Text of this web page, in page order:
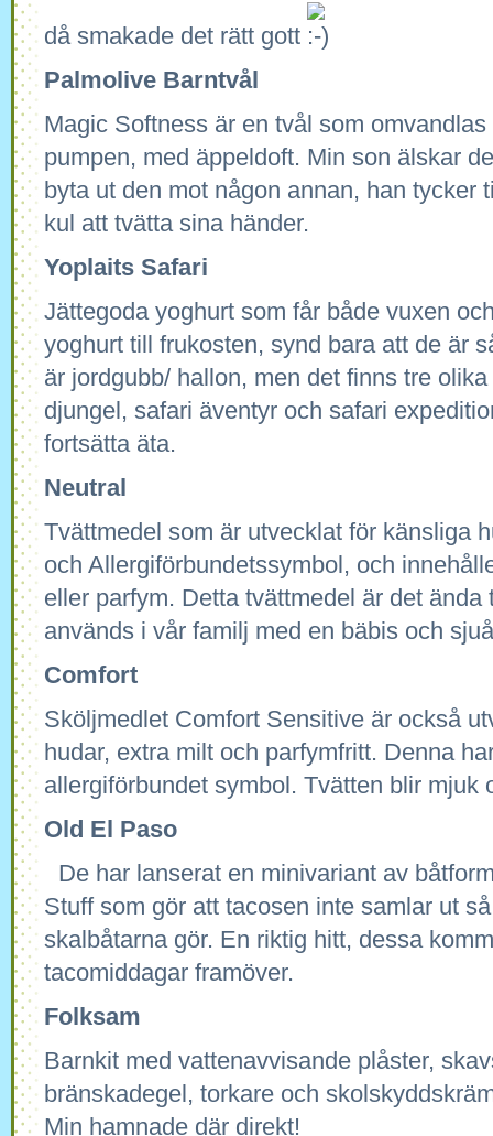
då smakade det rätt gott
Palmolive Barntvål
Magic Softness är en tvål som
pumpen, med äppeldoft. Min son älskar
byta ut den mot någon annan, han tycker
kul att tvätta sina händer.
Yoplaits Safari
Jättegoda yoghurt som får både vuxen
yoghurt till frukosten, synd bara att de är
är jordgubb/ hallon, men det finns tre
djungel, safari äventyr och safari
fortsätta äta.
Neutral
Tvättmedel som är utvecklat för känsliga
och Allergiförbundetssymbol, och
eller parfym. Detta tvättmedel är det ända
används i vår familj med en bäbis och
Comfort
Sköljmedlet Comfort Sensitive är också
hudar, extra milt och parfymfritt. Denna
allergiförbundet symbol. Tvätten blir mjuk
Old El Paso
De har lanserat en minivariant av
Stuff som gör att tacosen inte samlar ut
skalbåtarna gör. En riktig hitt, dessa
tacomiddagar framöver.
Folksam
Barnkit med vattenavvisande plåster,
bränskadegel, torkare och
Min hamnade där direkt!